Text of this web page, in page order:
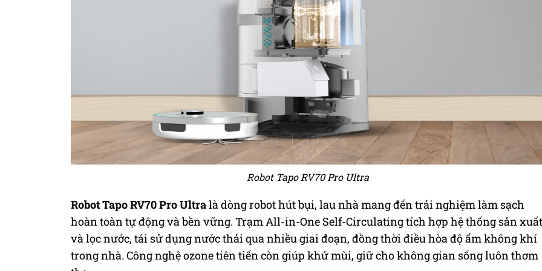
Robot Tapo RV70 Pro Ultra
Robot Tapo RV70 Pro Ultralà dòng robot hút bụi, lau nhà mang đến trải nghiệm làm sạch
hoàn toàn tự động và bền vững. Trạm All-in-One Self-Circulating tích hợp hệ thống sản xuất
và lọc nước, tái sử dụng nước thải qua nhiều giai đoạn, đồng thời điều hòa độ ẩm không khí
trong nhà. Công nghệ ozone tiên tiến còn giúp khử mùi, giữ cho không gian sống luôn thơm